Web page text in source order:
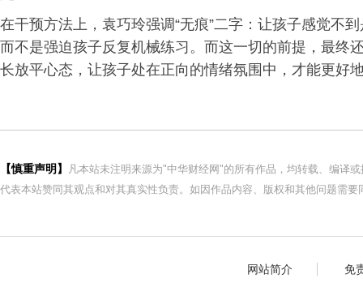
在干预方法上，袁巧玲强调“无痕”二字：让孩子感觉不
而不是强迫孩子反复机械练习。而这一切的前提，最终
长放平心态，让孩子处在正向的情绪氛围中，才能更好
【慎重声明】
凡本站未注明来源为"中华财经网"的所有作品，均转载、编译
代表本站赞同其观点和对其真实性负责。如因作品内容、版权和其他问题需
网站简介 免